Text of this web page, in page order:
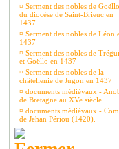
¤ Serment des nobles de Goëllo
du diocèse de Saint-Brieuc en
1437
¤ Serment des nobles de Léon
1437
¤ Serment des nobles de
et Goëllo en 1437
¤ Serment des nobles de la
châtellenie de Jugon en 1437
¤ documents médiévaux -
de Bretagne au XVe siècle
¤ documents médiévaux -
de Jehan Périou (1420).